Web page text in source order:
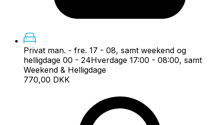
Privat man. - fre. 17 - 08, samt weekend og
helligdage 00 - 24Hverdage 17:00 - 08:00, samt
Weekend & Helligdage
770,00 DKK